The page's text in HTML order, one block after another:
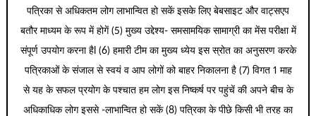
पत्रिका से अधिकतम लोग लाभान्वित हो सकें इसके लिए बेबसाइट और वाट्सएप
बतौर माध्यम के रूप में होगें (5) मुख्य उद्देश्य- समसामयिक सामाग्री का मेंस परीक्षा में
संपूर्ण उपयोग करना हैl (6) हमारी टीम का मुख्य ध्येय इस स्रोत का अनुसरण करके
पत्रिकाओं के संजाल से स्वयं व आप लोगों को बाहर निकालना है (7) विगत 1 माह
से यह के सफल प्रयोग के पश्चात हम लोग इस निष्कर्ष पर पहुंचें की अपने बीच के
अधिकाधिक लोग इससे -लाभान्वित हो सकें (8) पत्रिका के पीछे किसी भी तरह का